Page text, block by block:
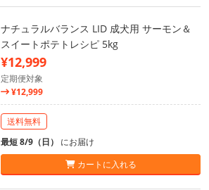
ナチュラルバランス LID 成犬用 サーモン＆
スイートポテトレシピ 5kg
¥12,999
定期便対象
¥12,999
送料無料
最短 8/9（日） にお届け
カートに入れる